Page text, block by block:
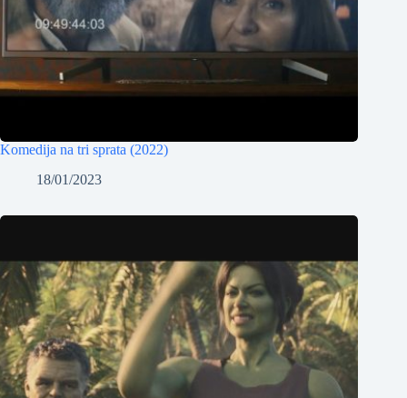
Komedija na tri sprata (2022)
18/01/2023